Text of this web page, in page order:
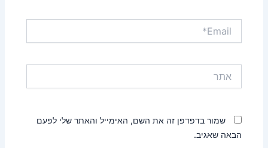
שמור בדפדפן זה את השם, האימייל והאתר שלי לפעם
הבאה שאגיב.